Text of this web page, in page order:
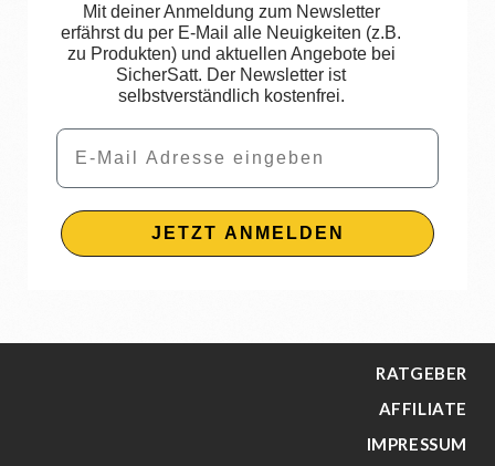
Mit deiner Anmeldung zum Newsletter
erfährst du per E-Mail alle Neuigkeiten (z.B.
zu Produkten) und aktuellen Angebote bei
SicherSatt. Der Newsletter ist
selbstverständlich kostenfrei.
Email
JETZT ANMELDEN
RATGEBER
AFFILIATE
IMPRESSUM